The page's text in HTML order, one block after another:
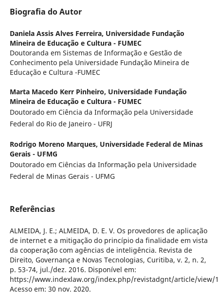
Biografia do Autor
Daniela Assis Alves Ferreira, Universidade Fundação
Mineira de Educação e Cultura - FUMEC
Doutoranda em Sistemas de Informação e Gestão de
Conhecimento pela Universidade Fundação Mineira de
Educação e Cultura -FUMEC
Marta Macedo Kerr Pinheiro, Universidade Fundação
Mineira de Educação e Cultura - FUMEC
Doutorado em Ciência da Informação pela Universidade
Federal do Rio de Janeiro - UFRJ
Rodrigo Moreno Marques, Universidade Federal de Minas
Gerais - UFMG
Doutorado em Ciências da Informação pela Universidade
Federal de Minas Gerais - UFMG
Referências
ALMEIDA, J. E.; ALMEIDA, D. E. V. Os provedores de aplicação
de internet e a mitigação do princípio da finalidade em vista
da cooperação com agências de inteligência. Revista de
Direito, Governança e Novas Tecnologias, Curitiba, v. 2, n. 2,
p. 53-74, jul./dez. 2016. Disponível em:
https://www.indexlaw.org/index.php/revistadgnt/article/view/
Acesso em: 30 nov. 2020.